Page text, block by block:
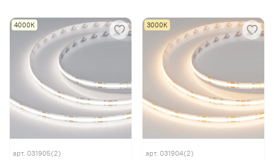
4000К
арт. 031905(2)
3000К
арт. 031904(2)